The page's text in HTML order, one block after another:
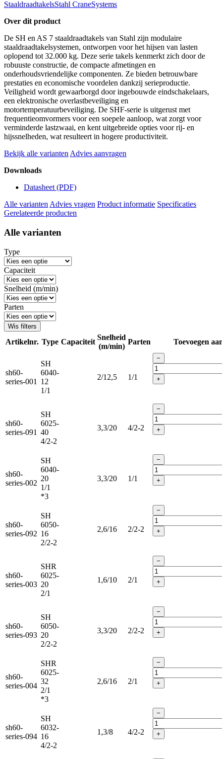
StaaldraadtakelsStahl CraneSystems
Over dit product
De SH en AS 7 staaldraadtakels van Stahl zijn modulaire
staaldraadtakelsystemen, ontworpen voor het hijsen van lasten
oplopend tot 32.000 kg. Deze serie takels kenmerkt zich door de
robuuste constructie, de compacte afmetingen en
onderhoudsvriendelijke componenten. Ze bieden betrouwbare
prestaties en economische voordelen dankzij serieproductie.
Veiligheid wordt gewaarborgd door ingebouwde eindschakelaars,
een elektronische overlastbeveiliging en
motortemperatuurbeveiliging. De SHF-serie is uitgerust met
frequentieomvormers voor een soepele aanloop, wat zorgt voor
verminderde lastzwaai, en kent uitgebreide opties voor rij- en
hijssnelheden, wat resulteert in hogere productiviteit.
Bekijk alle varianten Advies aanvragen
Downloads
Datasheet (PDF)
Alle varianten Advies vragen Product informatie Specificaties
Gerelateerde producten
Alle varianten
Type
Capaciteit
Snelheid (m/min)
Parten
Wis filters
Artikelnr. Type Capaciteit
Snelheid
(m/min)
Parten Toevoegen
sh60-
series-001
SH
6040-
12
1/1
2/12,5 1/1
−
+
sh60-
series-091
SH
6025-
40
4/2-2
3,3/20 4/2-2
−
+
sh60-
series-002
SH
6040-
20
1/1
*3
3,3/20 1/1
−
+
sh60-
series-092
SH
6050-
16
2/2-2
2,6/16 2/2-2
−
+
sh60-
series-003
SHR
6025-
20
2/1
1,6/10 2/1
−
+
sh60-
series-093
SH
6050-
20
2/2-2
3,3/20 2/2-2
−
+
sh60-
series-004
SHR
6025-
32
2/1
*3
2,6/16 2/1
−
+
sh60-
series-094
SH
6032-
16
4/2-2
1,3/8 4/2-2
−
+